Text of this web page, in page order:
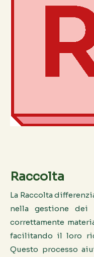
Raccolta
La Raccolta
nella gestione dei
correttamente
facilitando il loro
Questo processo